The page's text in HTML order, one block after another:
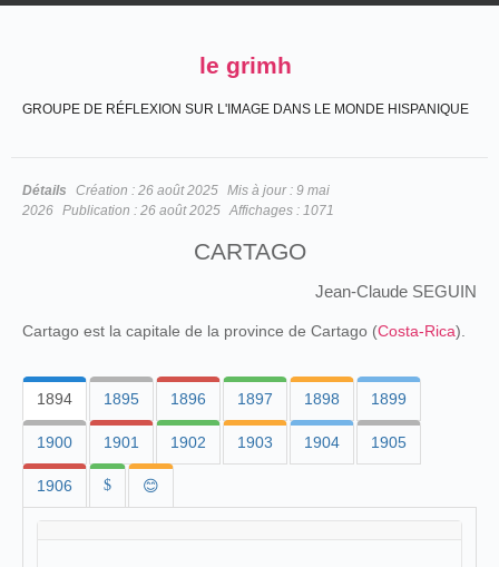
le grimh
GROUPE DE RÉFLEXION SUR L'IMAGE DANS LE MONDE HISPANIQUE
Détails Création : 26 août 2025 Mis à jour : 9 mai
2026 Publication : 26 août 2025 Affichages : 1071
CARTAGO
Jean-Claude SEGUIN
Cartago est la capitale de la province de Cartago (Costa-Rica).
1894 1895 1896 1897 1898 1899
1900 1901 1902 1903 1904 1905
1906 $ 😊